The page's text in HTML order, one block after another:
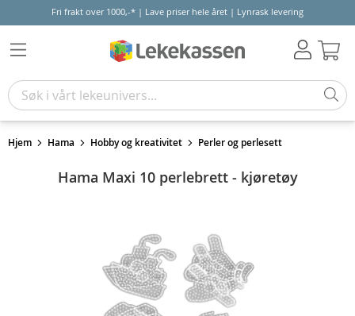
Fri frakt over 1000,-* | Lave priser hele året | Lynrask levering
Hjem Hama Hobby og kreativitet Perler og perlesett
Hama Maxi 10 perlebrett - kjøretøy